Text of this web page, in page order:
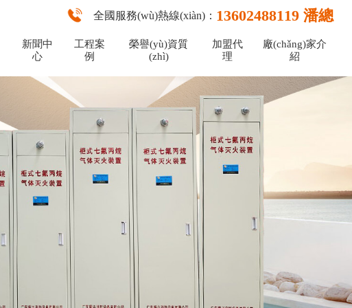
全國服務(wù)熱線(xiàn)： 13602488119 潘總
新聞中
心
工程案
例
榮譽(yù)資質
(zhì)
加盟代
理
廠(chǎng)家介
紹